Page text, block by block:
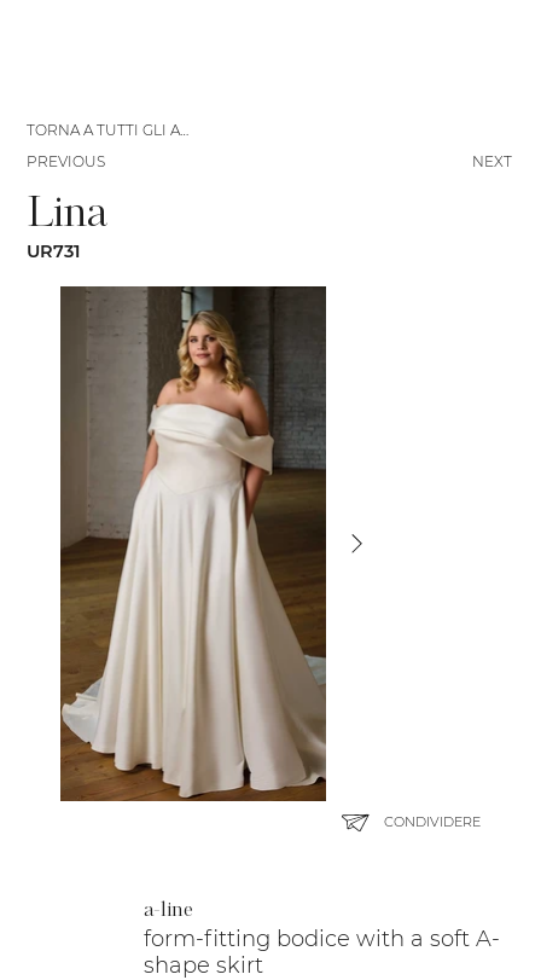
a-line
form-fitting bodice with a soft A-
shape skirt
Lina
UR731
CONDIVIDERE
NEXT
TORNA A TUTTI GLI ABITI
PREVIOUS